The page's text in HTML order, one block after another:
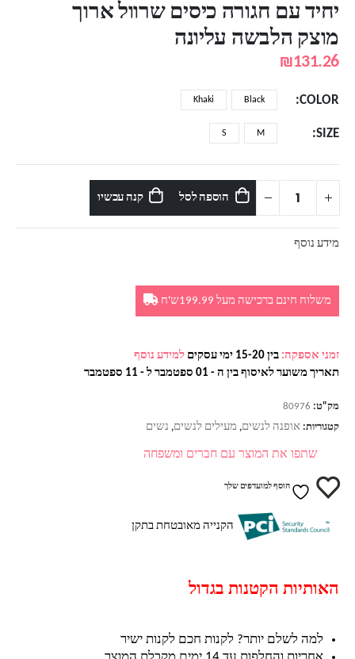
יחיד עם חגורה כיסים שרוול ארוך
מוצק הלבשה עליונה
₪131.26
COLOR
Black
Khaki
SIZE
M
S
הוספה לסל קנה עכשיו
מידע נוסף
משלוח חינם ברכישה מעל 199.99ש'ח
זמני אספקה: בין 15-20 ימי עסקים
למידע נוסף
תאריך משוער לאיסוף בין ה - 01 ספטמבר ל - 11 ספטמבר
מק"ט: 80976
קטגוריות: אופנה לנשים, מעילים לנשים, נשים
שתפו את המוצר עם חברים ומשפחה
הוסף למועדפים שלך
הקנייה מאובטחת בתקן
האותיות הקטנות בגדול
למה לשלם יותר? לקנות חכם לקנות ישיר